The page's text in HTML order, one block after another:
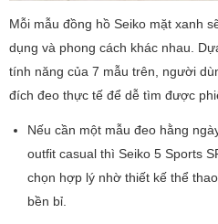
Mỗi mẫu đồng hồ Seiko mặt xanh
dụng và phong cách khác nhau.
tính năng của 7 mẫu trên, người
đích đeo thực tế để dễ tìm được
Nếu cần một mẫu đeo hằng
outfit casual thì Seiko 5 Sports
chọn hợp lý nhờ thiết kế thể
bền bỉ.